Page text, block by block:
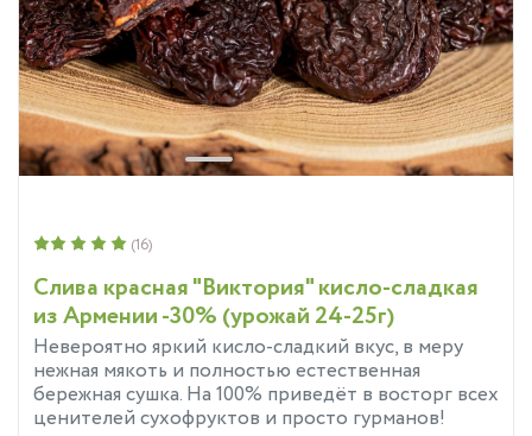
Слива красная "Виктория" кисло-сладкая
из Армении -30% (урожай 24-25г)
Невероятно яркий кисло-сладкий вкус, в меру
нежная мякоть и полностью естественная
бережная сушка. На 100% приведёт в восторг всех
ценителей сухофруктов и просто гурманов!
(16)